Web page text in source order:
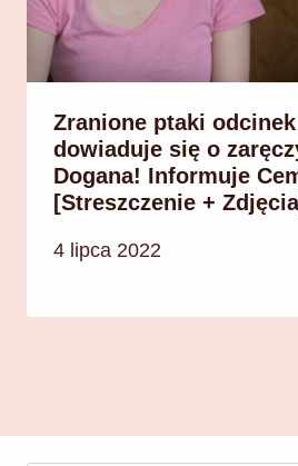
Zranione ptaki
dowiaduje się o
Dogana! Informuje
[Streszczenie +
4 lipca 2022